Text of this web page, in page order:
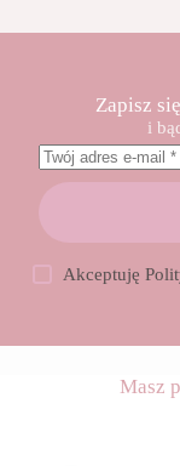
Zapisz
i
Akceptuję
Masz